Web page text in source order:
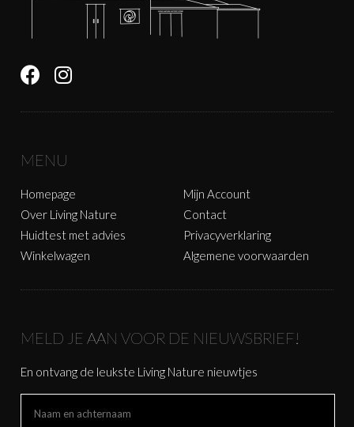
MENU
Homepage
Over Living Nature
Huidtest met advies
Winkelwagen
Mijn Account
Contact
Privacyverklaring
Algemene voorwaarden
MELD JE AAN VOOR DE NIEUWSBRIEF!
En ontvang de leukste Living Nature nieuwtjes